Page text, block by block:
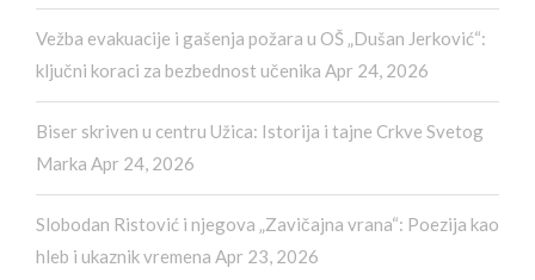
Vežba evakuacije i gašenja požara u OŠ „Dušan Jerković“:
ključni koraci za bezbednost učenika Apr 24, 2026
Biser skriven u centru Užica: Istorija i tajne Crkve Svetog
Marka Apr 24, 2026
Slobodan Ristović i njegova „Zavičajna vrana“: Poezija kao
hleb i ukaznik vremena Apr 23, 2026